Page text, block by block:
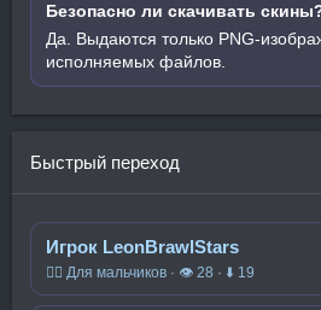
Безопасно ли скачивать
Да. Выдаются только PNG-
исполняемых файлов.
Быстрый переход
Игрок LeonBrawlStars
🧍‍♂️ Для мальчиков · 👁 28 · ⬇ 19